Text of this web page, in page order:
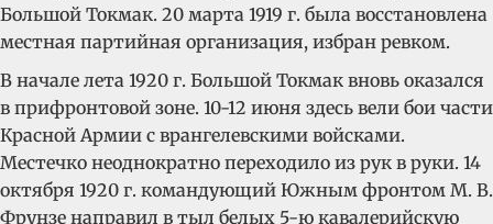
Большой Токмак. 20 марта 1919 г. была восстановлена
местная партийная организация, избран ревком.
В начале лета 1920 г. Большой Токмак вновь оказался
в прифронтовой зоне. 10-12 июня здесь вели бои части
Красной Армии с врангелевскими войсками.
Местечко неоднократно переходило из рук в руки. 14
октября 1920 г. командующий Южным фронтом М. В.
Фрунзе направил в тыл белых 5-ю кавалерийскую